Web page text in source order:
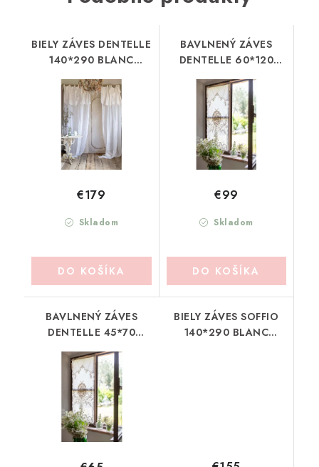
BIELY ZÁVES DENTELLE
140*290 BLANC
MARICLO (A35271)
Skladom
€179
DO KOŠÍKA
BAVLNENÝ ZÁVES
DENTELLE 60*120
BLANC MARICLO
(A36114)
Skladom
€99
DO KOŠÍKA
BAVLNENÝ ZÁVES
DENTELLE 45*70
(A36113)
BIELY ZÁVES SOFFIO
140*290 BLANC